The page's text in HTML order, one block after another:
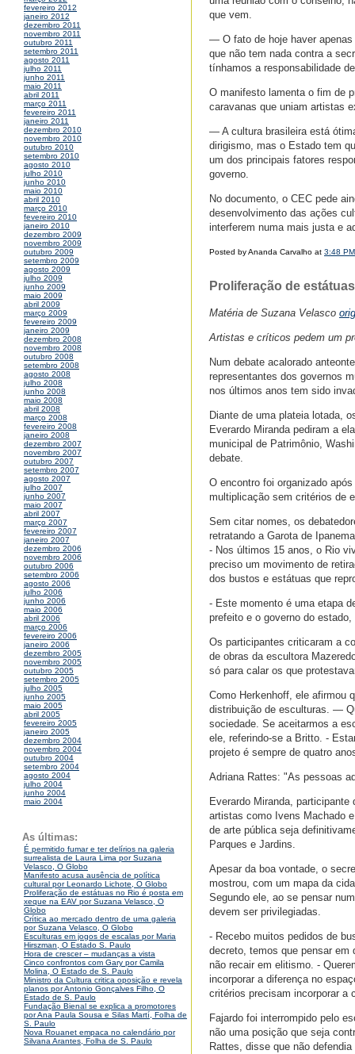
fevereiro 2012
janeiro 2012
dezembro 2011
novembro 2011
outubro 2011
setembro 2011
agosto 2011
julho 2011
junho 2011
maio 2011
abril 2011
março 2011
fevereiro 2011
janeiro 2011
dezembro 2010
novembro 2010
outubro 2010
setembro 2010
agosto 2010
julho 2010
junho 2010
maio 2010
abril 2010
março 2010
fevereiro 2010
janeiro 2010
dezembro 2009
novembro 2009
outubro 2009
setembro 2009
agosto 2009
julho 2009
junho 2009
maio 2009
abril 2009
março 2009
fevereiro 2009
janeiro 2009
dezembro 2008
novembro 2008
outubro 2008
setembro 2008
agosto 2008
julho 2008
junho 2008
maio 2008
abril 2008
março 2008
fevereiro 2008
janeiro 2008
dezembro 2007
novembro 2007
outubro 2007
setembro 2007
agosto 2007
julho 2007
junho 2007
maio 2007
abril 2007
março 2007
fevereiro 2007
janeiro 2007
dezembro 2006
novembro 2006
outubro 2006
setembro 2006
agosto 2006
julho 2006
junho 2006
maio 2006
abril 2006
março 2006
fevereiro 2006
janeiro 2006
dezembro 2005
novembro 2005
outubro 2005
setembro 2005
julho 2005
junho 2005
maio 2005
abril 2005
fevereiro 2005
janeiro 2005
dezembro 2004
novembro 2004
outubro 2004
setembro 2004
agosto 2004
julho 2004
junho 2004
maio 2004
As últimas:
É permitido fumar e ter delírios na galeria
surrealista de Laura Lima por Suzana
Velasco, O Globo
Manifesto acusa ausência de política
cultural por Leonardo Lichote, O Globo
Proliferação de estátuas no Rio é posta em
xeque na EAV por Suzana Velasco, O
Globo
Crítica ao mercado dentro de uma galeria
por Suzana Velasco, O Globo
Esculturas em jogos de escalas por Maria
Hirszman, O Estado S. Paulo
Hora de crescer – mudanças a vista
Cinco confrontos com Gary por Camila
Molina, O Estado de S. Paulo
Ministro da Cultura critica oposição e revela
planos por Antonio Gonçalves Filho, O
Estado de S. Paulo
Fundação Bienal se explica a promotores
por Ana Paula Sousa e Silas Martí, Folha de
S. Paulo
Nova Rouanet empaca no calendário por
Silvana Arantes, Folha de S. Paulo
que vem.
— O fato de hoje haver
que não tem nada contra a
tínhamos a responsabilidade
O manifesto lamenta o fim de
caravanas que uniam artistas
— A cultura brasileira está
dirigismo, mas o Estado tem
um dos principais fatores
governo.
No documento, o CEC pede
desenvolvimento das ações
interferem numa mais justa e
Posted by Ananda Carvalho at 3:48 PM
Proliferação de
Matéria de Suzana Velasco
Artistas e críticos pedem um
Num debate acalorado
representantes dos governos
nos últimos anos tem sido
Diante de uma plateia lotada,
Everardo Miranda pediram a
municipal de Patrimônio,
debate.
O encontro foi organizado
multiplicação sem critérios de
Sem citar nomes, os
retratando a Garota de
- Nos últimos 15 anos, o Rio
preciso um movimento de
dos bustos e estátuas que
- Este momento é uma etapa
prefeito e o governo do
Os participantes criticaram a
de obras da escultora
só para calar os que
Como Herkenhoff, ele afirmou
distribuição de esculturas. —
sociedade. Se aceitarmos a
ele, referindo-se a Britto. -
projeto é sempre de quatro
Adriana Rattes: "As pessoas
Everardo Miranda,
artistas como Ivens Machado
de arte pública seja
Parques e Jardins.
Apesar da boa vontade, o
mostrou, com um mapa da
Segundo ele, ao se pensar
devem ser privilegiadas.
- Recebo muitos pedidos de
decreto, temos que pensar em
não recair em elitismo. -
incorporar a diferença no
critérios precisam incorporar a
Fajardo foi interrompido pelo
não uma posição que seja
Rattes, disse que não